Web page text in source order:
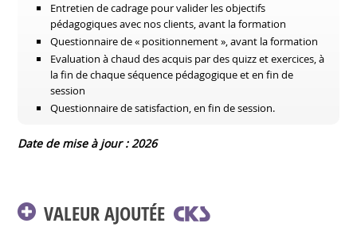
Entretien de cadrage pour valider les objectifs
pédagogiques avec nos clients, avant la formation
Questionnaire de « positionnement », avant la formation
Evaluation à chaud des acquis par des quizz et exercices, à
la fin de chaque séquence pédagogique et en fin de
session
Questionnaire de satisfaction, en fin de session.
Date de mise à jour : 2026
VALEUR AJOUTÉE